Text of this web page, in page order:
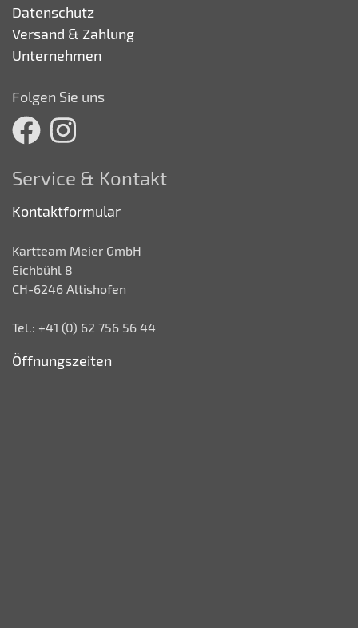
Datenschutz
Versand & Zahlung
Unternehmen
Folgen Sie uns
Service & Kontakt
Kontaktformular
Kartteam Meier GmbH
Eichbühl 8
CH-6246 Altishofen
Tel.: +41 (0) 62 756 56 44
Öffnungszeiten